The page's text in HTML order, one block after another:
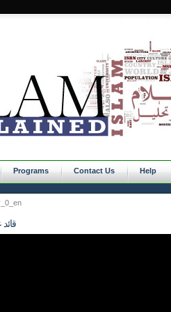
Programs Contact Us Help
518